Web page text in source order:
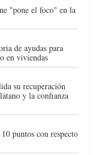
"pone el foco" en la
de ayudas para
en viviendas
su recuperación
y la confianza
puntos con respecto